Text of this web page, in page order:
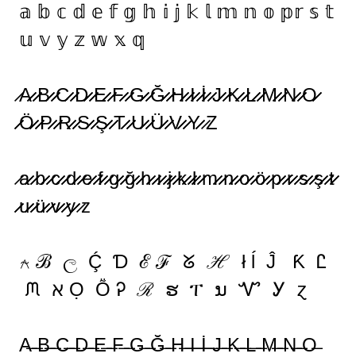
𝕒 𝕓 𝕔 𝕕 𝕖 𝕗 𝕘 𝕙 𝕚 𝕛 𝕜 𝕝 𝕞 𝕟 𝕠 𝕡𝕣 𝕤 𝕥
𝕦 𝕧 𝕪 𝕫 𝕨 𝕩 𝕢
̷A̷̷ ̷̷B̷̷ ̷̷C̷̷ ̷̷D̷̷ ̷̷E̷̷ ̷̷F̷̷ ̷̷G̷̷ ̷̷Ğ̷̷ ̷̷H̷̷ ̷̷I̷̷ ̷̷İ̷̷ ̷̷J̷̷ ̷̷K̷̷ ̷̷L̷̷ ̷̷M̷̷ ̷̷N̷̷ ̷̷O̷̷
̷̷Ö̷̷ ̷̷P̷̷ ̷̷R̷̷ ̷̷S̷̷ ̷̷Ş̷̷ ̷̷T̷̷ ̷̷U̷̷ ̷̷Ü̷̷ ̷̷V̷̷ ̷̷Y̷̷ ̷Z
̷a̷̷ ̷̷b̷̷ ̷̷c̷̷ ̷̷d̷̷ ̷̷e̷̷ ̷̷f̷̷ ̷̷g̷̷ ̷̷ğ̷̷ ̷̷h̷̷ ̷̷ı̷̷ ̷̷j̷̷ ̷̷k̷̷ ̷̷l̷̷ ̷̷m̷̷ ̷̷n̷̷ ̷̷o̷̷ ̷̷ö̷̷ ̷̷p̷̷ ̷̷r̷̷ ̷̷s̷̷ ̷̷ş̷̷ ̷̷t̷̷
̷̷u̷̷ ̷̷ü̷̷ ̷̷v̷̷ ̷̷y̷̷ ̷z
⍲ ℬ ල Ḉ Ɗ ℰ ℱ ᘜ ℋ ł ĺ Ĵ Ƙ Ꮭ
ᙏ ℵ Ọ Ṏ Ꭾ ℛ ຮ ፐ ນ Ꮙ Ꭹ ɀ
A̶ ̶B̶ ̶C̶ ̶D̶ ̶E̶ ̶F̶ ̶G̶ ̶Ğ̶ ̶H̶ ̶I̶ ̶İ̶ ̶J̶ ̶K̶ ̶L̶ ̶M̶ ̶N̶ ̶O̶